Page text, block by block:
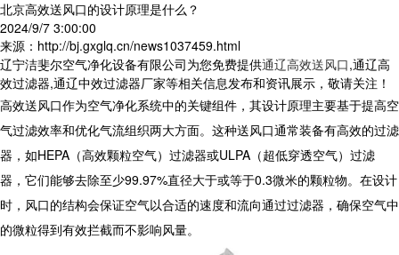
北京高效送风口的设计原理是什么？
2024/9/7 3:00:00
来源：http://bj.gxglq.cn/news1037459.html
辽宁洁斐尔空气净化设备有限公司为您免费提供通辽高效送风口,通辽高
效过滤器,通辽中效过滤器厂家等相关信息发布和资讯展示，敬请关注！
高效送风口作为空气净化系统中的关键组件，其设计原理主要基于提高空
气过滤效率和优化气流组织两大方面。这种送风口通常装备有高效的过滤
器，如HEPA（高效颗粒空气）过滤器或ULPA（超低穿透空气）过滤
器，它们能够去除至少99.97%直径大于或等于0.3微米的颗粒物。在设计
时，风口的结构会保证空气以合适的速度和流向通过过滤器，确保空气中
的微粒得到有效拦截而不影响风量。